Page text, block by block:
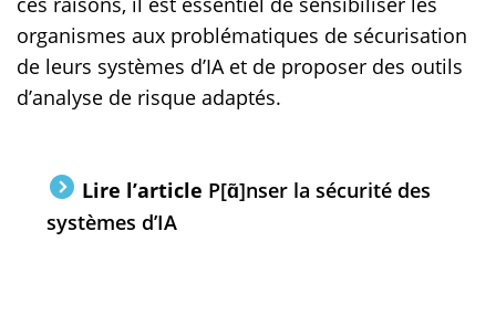
organismes aux problématiques de sécurisation
de leurs systèmes d’IA et de proposer des outils
d’analyse de risque adaptés.
Lire l’article P[ɑ̃]nser la sécurité des
systèmes d’IA